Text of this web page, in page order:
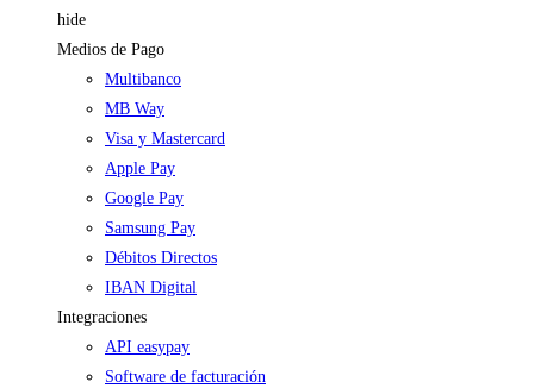
hide
Medios de Pago
Multibanco
MB Way
Visa y Mastercard
Apple Pay
Google Pay
Samsung Pay
Débitos Directos
IBAN Digital
Integraciones
API easypay
Software de facturación